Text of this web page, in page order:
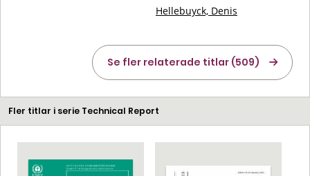
Hellebuyck, Denis
Se fler relaterade titlar (509)
Fler titlar i serie Technical Report